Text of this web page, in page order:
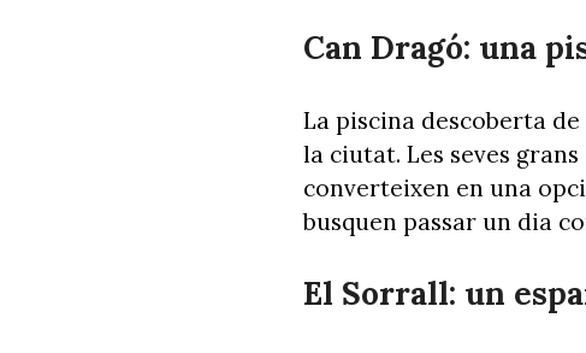
Can Dragó: una
La piscina descoberta de
la ciutat. Les seves
converteixen en una
busquen passar un dia
El Sorrall: un